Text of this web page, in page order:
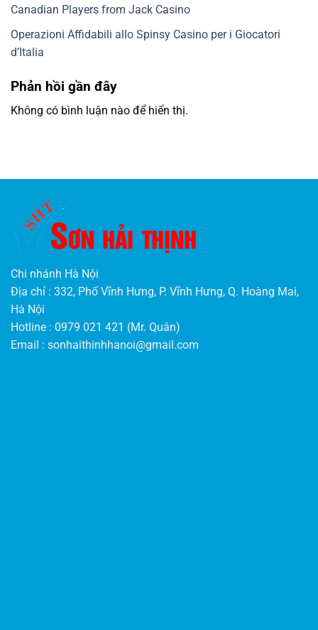
Canadian Players from Jack Casino
Operazioni Affidabili allo Spinsy Casino per i Giocatori
d’Italia
Phản hồi gần đây
Không có bình luận nào để hiển thị.
Chi nhánh Hà Nội
Địa chỉ : 332, Phố Vĩnh Hưng, P. Vĩnh Hưng, Q. Hoàng Mai,
Hà Nội
Hotline : 0979 021 421 (Mr. Quân)
Email : sonhaithinhhanoi@gmail.com